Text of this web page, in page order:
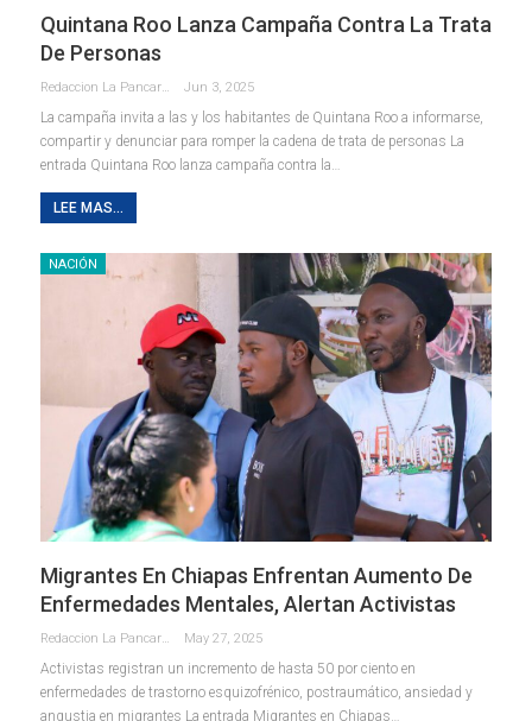
Quintana Roo Lanza Campaña Contra La Trata
De Personas
Jun 3, 2025
La campaña invita a las y los habitantes de Quintana Roo a informarse,
compartir y denunciar para romper la cadena de trata de personas La
entrada Quintana Roo lanza campaña contra la…
LEE MAS...
NACIÓN
Migrantes En Chiapas Enfrentan Aumento De
Enfermedades Mentales, Alertan Activistas
Redaccion La Pancarta De Quintana Roo May 27, 2025
Activistas registran un incremento de hasta 50 por ciento en
enfermedades de trastorno esquizofrénico, postraumático, ansiedad y
angustia en migrantes La entrada Migrantes en Chiapas…